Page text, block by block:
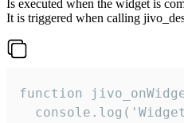
Is executed when the widget is
It is triggered when calling
function